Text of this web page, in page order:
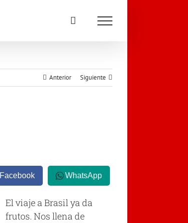
Anterior Siguiente
Facebook WhatsApp
El viaje a Brasil ya da
frutos. Nos llena de